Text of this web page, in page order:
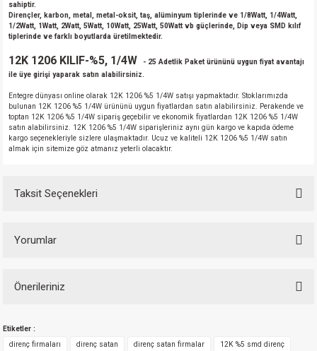
sahiptir.
Dirençler, karbon, metal, metal-oksit, taş, alüminyum tiplerinde ve 1/8Watt, 1/4Watt,
1/2Watt, 1Watt, 2Watt, 5Watt, 10Watt, 25Watt, 50Watt vb güçlerinde, Dip veya SMD kılıf
tiplerinde ve farklı boyutlarda üretilmektedir.
12K 1206 KILIF-%5, 1/4W
- 25 Adetlik Paket ürününü uygun fiyat avantajı
ile üye girişi yaparak satın alabilirsiniz.
Entegre dünyası online olarak 12K 1206 %5 1/4W satışı yapmaktadır. Stoklarımızda
bulunan 12K 1206 %5 1/4W ürününü uygun fiyatlardan satın alabilirsiniz. Perakende ve
toptan 12K 1206 %5 1/4W sipariş geçebilir ve ekonomik fiyatlardan 12K 1206 %5 1/4W
satın alabilirsiniz. 12K 1206 %5 1/4W siparişleriniz aynı gün kargo ve kapıda ödeme
kargo seçenekleriyle sizlere ulaşmaktadır. Ucuz ve kaliteli 12K 1206 %5 1/4W satın
almak için sitemize göz atmanız yeterli olacaktır.
Taksit Seçenekleri
Yorumlar
Önerileriniz
yetersiz gördüğünüz noktaları öneri formunu kullanarak tarafımıza
iletebilirsiniz.
Etiketler :
direnç firmaları
direnç satan direnç satan firmalar 12K %5 smd direnç